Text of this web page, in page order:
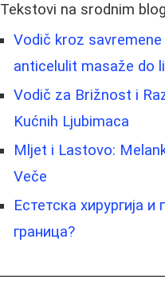
Tekstovi na srodnim
Vodič kroz
anticelulit masaže do
Vodič za Brižnost i
Kućnih Ljubimaca
Mljet i Lastovo:
Veče
Естетска хирургија и
граница?